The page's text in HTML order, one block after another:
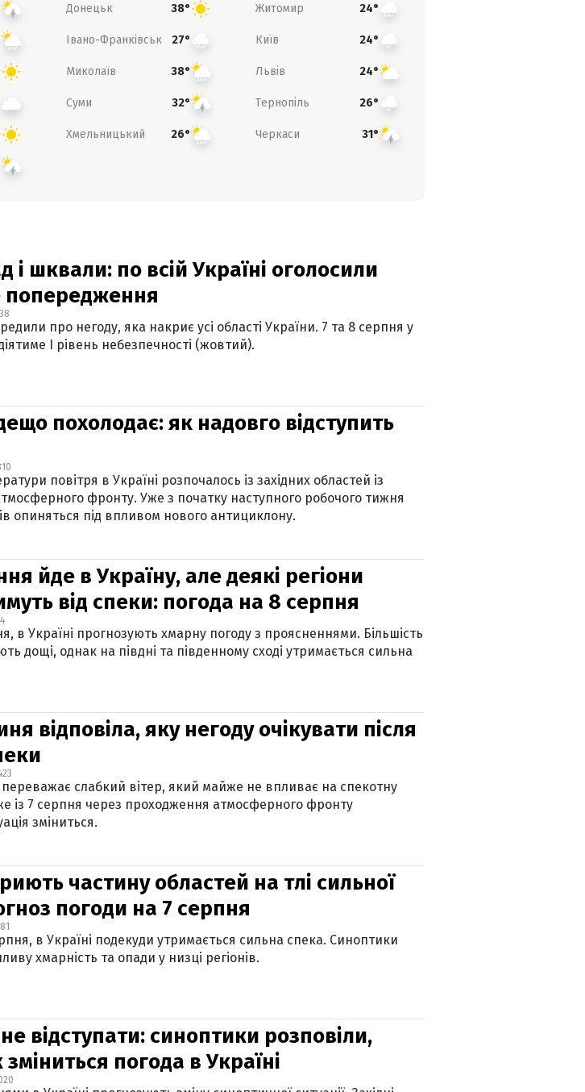
Донецьк 38° Житомир 24°
Івано-Франківськ 27° Київ 24°
Миколаїв 38° Львів 24°
Суми 32° Тернопіль 26°
Хмельницький 26° Черкаси 31°
і шквали: по всій Україні оголосили
про негоду, яка накриє усі області України. 7 та 8 серпня у
І рівень небезпечності (жовтий).
похолодає: як надовго відступить
повітря в Україні розпочалось із західних областей із
фронту. Уже з початку наступного робочого тижня
опиняться під впливом нового антициклону.
йде в Україну, але деякі регіони
від спеки: погода на 8 серпня
в Україні прогнозують хмарну погоду з проясненнями. Більшість
дощі, однак на півдні та південному сході утримається сильна
відповіла, яку негоду очікувати після
переважає слабкий вітер, який майже не впливає на спекотну
із 7 серпня через проходження атмосферного фронту
зміниться.
частину областей на тлі сильної
погоди на 7 серпня
в Україні подекуди утримається сильна спека. Синоптики
хмарність та опади у низці регіонів.
відступати: синоптики розповіли,
погода в Україні